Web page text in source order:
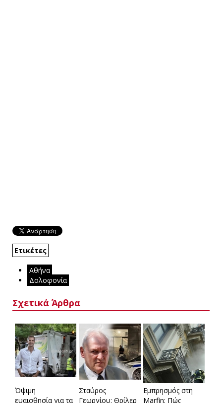
Ετικέτες
Αθήνα
Δολοφονία
Σχετικά Άρθρα
Όψιμη
ευαισθησία για τα
Σταύρος
Γεωργίου: Θρίλερ
Εμπρησμός στη
Marfin: Πώς